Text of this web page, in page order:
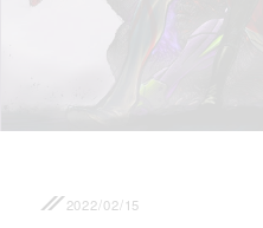
2022/02/15